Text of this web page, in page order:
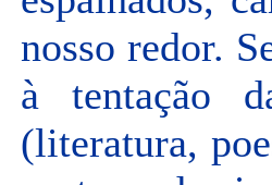
nosso redor.
à tentação
(literatura,